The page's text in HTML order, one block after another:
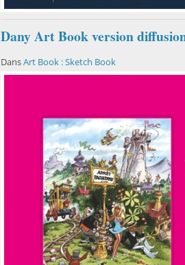
Dany Art Book version
DansArt Book : Sketch Book